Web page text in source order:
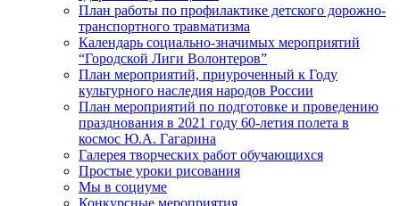
План работы по профилактике детского дорожно-
транспортного травматизма
Календарь социально-значимых мероприятий
“Городской Лиги Волонтеров”
План мероприятий, приуроченный к Году
культурного наследия народов России
План мероприятий по подготовке и проведению
празднования в 2021 году 60-летия полета в
космос Ю.А. Гагарина
Галерея творческих работ обучающихся
Простые уроки рисования
Мы в социуме
Конкурсные мероприятия